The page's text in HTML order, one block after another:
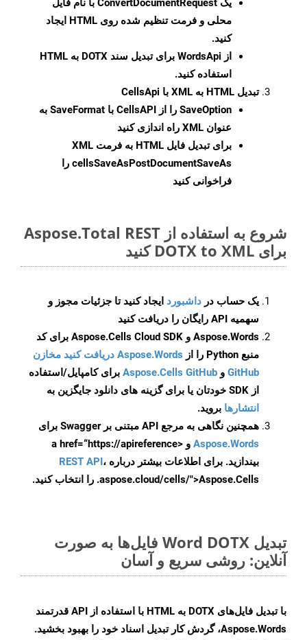
یک ConvertDocumentRequest با نام فایل
محلی و فرمت تنظیم شده روی HTML ایجاد
کنید.
از WordsApi برای تبدیل سند DOTX به HTML
استفاده کنید.
تبدیل HTML به XML با CellsApi
SaveOption
را از CellsAPI با SaveFormat به
عنوان XML راه اندازی کنید
برای تبدیل فایل HTML به فرمت
XML
cellsSaveAsPostDocumentSaveAs را
فراخوانی کنید
شروع به استفاده از Aspose.Total REST
برای DOTX to XML کنید
یک حساب در داشبورد ایجاد کنید تا جزئیات مجوز و
سهمیه API رایگان را دریافت کنید
Aspose.Words و Aspose.Cells Cloud SDK برای کد
منبع Python را از
Aspose.Words دریافت کنید مخازن
GitHub و Aspose.Cells GitHub برای کامپایل/استفاده
از SDK خودتان یا برای گزینه های دانلود جایگزین به
انتشارها بروید.
همچنین نگاهی به مرجع API مبتنی بر Swagger برای
Aspose.Words
و <a href=“https://apireference
بیندازید. برای اطلاعات بیشتر درباره REST API،
.aspose.cloud/cells/">Aspose.Cells را انتخاب کنید.
تبدیل Word DOTX فایل‌ها به صورت
آنلاین: روشی سریع و آسان
با تبدیل فایل‌های DOTX به HTML با استفاده از API قدرتمند
Aspose.Words، گردش کار تبدیل اسناد خود را بهبود بخشید.